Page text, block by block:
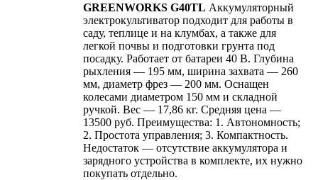
GREENWORKS G40TL Аккумуляторный
электрокультиватор подходит для работы в
саду, теплице и на клумбах, а также для
легкой почвы и подготовки грунта под
посадку. Работает от батареи 40 В. Глубина
рыхления — 195 мм, ширина захвата — 260
мм, диаметр фрез — 200 мм. Оснащен
колесами диаметром 150 мм и складной
ручкой. Вес — 17,86 кг. Средняя цена —
13500 руб. Преимущества: 1. Автономность;
2. Простота управления; 3. Компактность.
Недостаток — отсутствие аккумулятора и
зарядного устройства в комплекте, их нужно
покупать отдельно.